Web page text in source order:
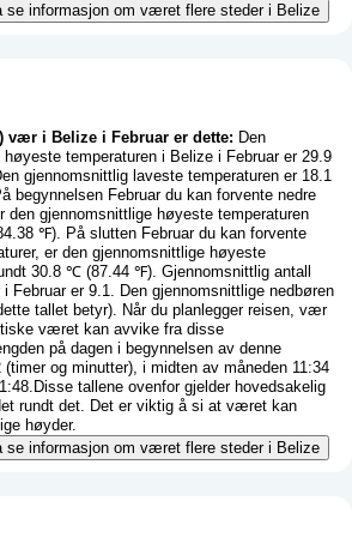
se informasjon om været flere steder i Belize
vær i Belize i Februar er dette: Den
temperaturen i Belize i Februar er 29.9
gjennomsnittlig laveste temperaturen er 18.1
begynnelsen Februar du kan forvente nedre
den gjennomsnittlige høyeste temperaturen
℉). På slutten Februar du kan forvente
er den gjennomsnittlige høyeste
30.8 ℃ (87.44 ℉). Gjennomsnittlig antall
Februar er 9.1. Den gjennomsnittlige nedbøren
tallet betyr). Når du planlegger reisen, vær
været kan avvike fra disse
på dagen i begynnelsen av denne
(timer og minutter), i midten av måneden 11:34
tallene ovenfor gjelder hovedsakelig
rundt det. Det er viktig å si at været kan
høyder.
se informasjon om været flere steder i Belize